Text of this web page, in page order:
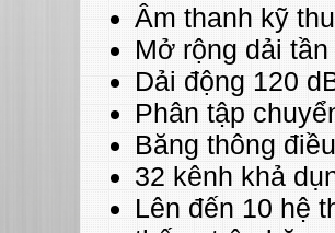
Âm thanh kỹ
Mở rộng dải
Dải động 120
Phân tập
Băng thông
32 kênh khả
Lên đến 10 hệ